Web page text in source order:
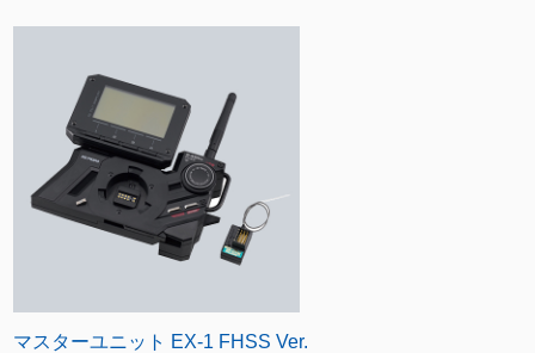
マスターユニット EX-1 FHSS Ver.